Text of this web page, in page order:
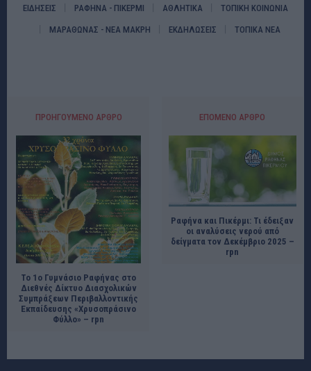
ΕΙΔΗΣΕΙΣ ΡΑΦΗΝΑ - ΠΙΚΕΡΜΙ ΑΘΛΗΤΙΚΑ ΤΟΠΙΚΗ ΚΟΙΝΩΝΙΑ
ΜΑΡΑΘΩΝΑΣ - ΝΕΑ ΜΑΚΡΗ ΕΚΔΗΛΩΣΕΙΣ ΤΟΠΙΚΑ ΝΕΑ
ΠΡΟΗΓΟΎΜΕΝΟ ΆΡΘΡΟ
Το 1ο Γυμνάσιο Ραφήνας στο
Διεθνές Δίκτυο Διασχολικών
Συμπράξεων Περιβαλλοντικής
Εκπαίδευσης «Χρυσοπράσινο
Φύλλο» – rpn
ΕΠΌΜΕΝΟ ΆΡΘΡΟ
Ραφήνα και Πικέρμι: Τι έδειξαν
οι αναλύσεις νερού από
δείγματα τον Δεκέμβριο 2025 –
rpn